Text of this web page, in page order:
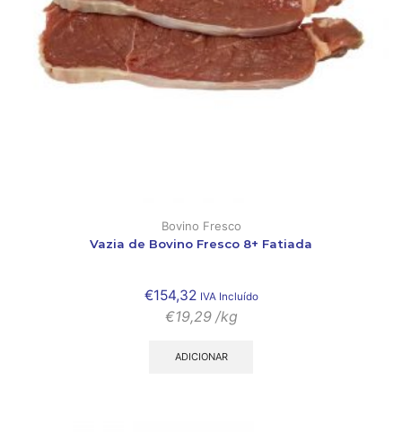
Bovino Fresco
Vazia de Bovino Fresco 8+ Fatiada
€154,32 IVA Incluído
€19,29 /kg
ADICIONAR